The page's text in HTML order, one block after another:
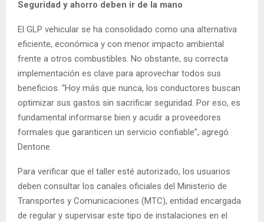
Seguridad y ahorro deben ir de la mano
El GLP vehicular se ha consolidado como una alternativa
eficiente, económica y con menor impacto ambiental
frente a otros combustibles. No obstante, su correcta
implementación es clave para aprovechar todos sus
beneficios. “Hoy más que nunca, los conductores buscan
optimizar sus gastos sin sacrificar seguridad. Por eso, es
fundamental informarse bien y acudir a proveedores
formales que garanticen un servicio confiable”, agregó
Dentone.
Para verificar que el taller esté autorizado, los usuarios
deben consultar los canales oficiales del Ministerio de
Transportes y Comunicaciones (MTC), entidad encargada
de regular y supervisar este tipo de instalaciones en el